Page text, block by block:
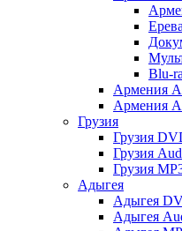
Blu-
Армения
Армения
Грузия
Грузия
Грузия
Грузия
Адыгея
Адыгея
Адыгея